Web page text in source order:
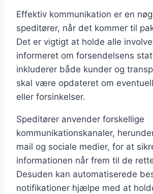
Effektiv kommunikation er en
speditører, når det kommer til
Det er vigtigt at holde alle
informeret om forsendelsens
inkluderer både kunder og
skal være opdateret om
eller forsinkelser.
Speditører anvender forskellige
kommunikationskanaler,
mail og sociale medier, for at
informationen når frem til de
Desuden kan automatiserede
notifikationer hjælpe med at